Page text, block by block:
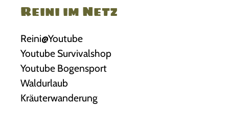
Reini im Netz
Reini@Youtube
Youtube Survivalshop
Youtube Bogensport
Waldurlaub
Kräuterwanderung